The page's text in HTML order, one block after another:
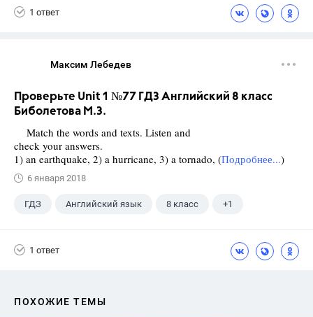
1 ответ
Максим Лебедев
Проверьте Unit 1 №77 ГДЗ Английский 8 класс
Биболетова М.З.
Match the words and texts. Listen and
check your answers.
1) an earthquake, 2) a hurricane, 3) a tornado, (Подробнее...)
6 января 2018
ГДЗ Английский язык 8 класс +1
1 ответ
ПОХОЖИЕ ТЕМЫ